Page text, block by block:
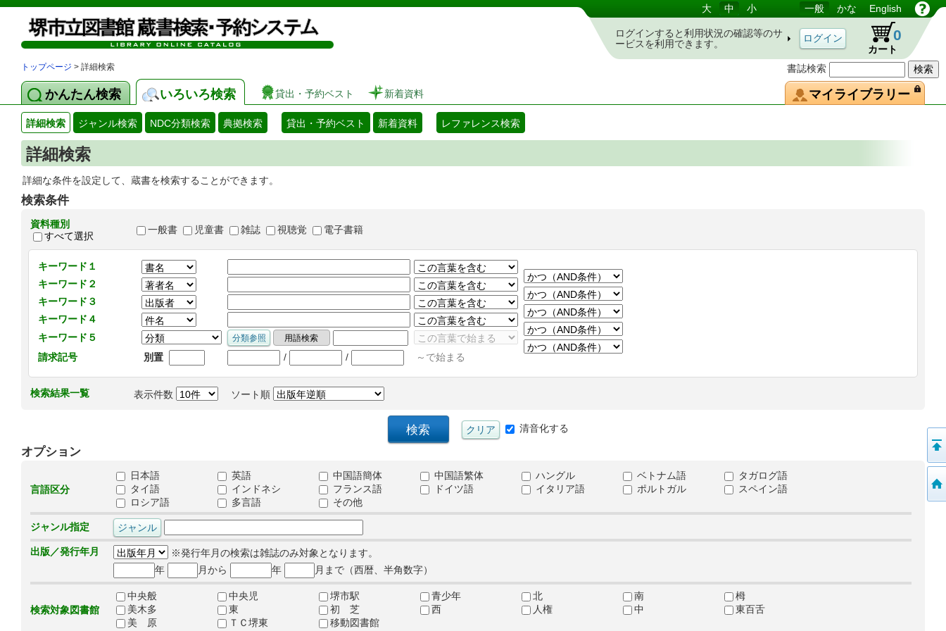
図書館 蔵書検索・予約システム
書誌検索
大 中 小 一般 かな English
ログインすると利用状況の確認等のサ
ービスを利用できます。
カート
0
トップページ > 詳細検索
かんたん検索 いろいろ検索 貸出・予約ベスト 新着資料 マイライブラリー
詳細検索 ジャンル検索 NDC分類検索 典拠検索 貸出・予約ベスト 新着資料 レファレンス検索
詳細検索
詳細な条件を設定して、蔵書を検索することができます。
検索条件
資料種別
すべて選択
一般書 児童書 雑誌 視聴覚 電子書籍
キーワード１
キーワード２
キーワード３
キーワード４
キーワード５
請求記号
別置 / / ～で始まる
検索結果一覧 表示件数 ソート順
清音化する
オプション
言語区分
日本語 英語 中国語簡体 中国語繁体 ハングル ベトナム語
タガログ語
タイ語
インドネシ フランス語 ドイツ語 イタリア語 ポルトガル
スペイン語
ロシア語
多言語 その他
ジャンル指定
出版／発行年月
※発行年月の検索は雑誌のみ対象となります。
年
月から 年 月まで（西暦、半角数字）
検索対象図書館
中央般 中央児 堺市駅 青少年 北 南
栂
美木多
東 初 芝 西 人権 中
東百舌
美 原
ＴＣ堺東 移動図書館